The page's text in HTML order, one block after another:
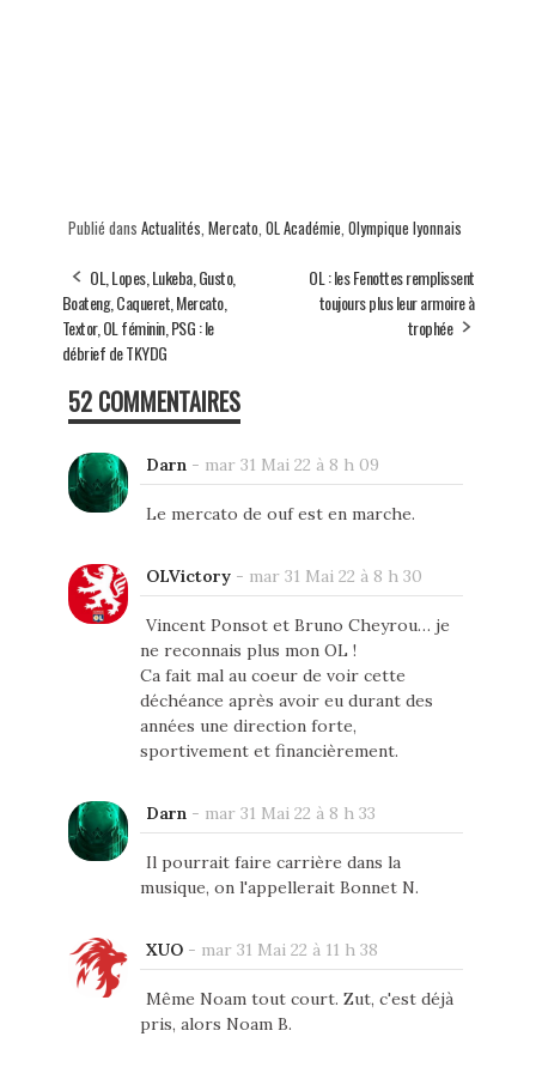
Publié dans Actualités Mercato OL Académie Olympique lyonnais
OL, Lopes, Lukeba, Gusto,
Boateng, Caqueret, Mercato,
Textor, OL féminin, PSG : le
débrief de TKYDG
OL : les Fenottes remplissent
toujours plus leur armoire à
trophée
52 COMMENTAIRES
Darn - mar 31 Mai 22 à 8 h 09
Le mercato de ouf est en marche.
OLVictory- mar 31 Mai 22 à 8 h 30
Vincent Ponsot et Bruno Cheyrou… je
ne reconnais plus mon OL !
Ca fait mal au coeur de voir cette
déchéance après avoir eu durant des
années une direction forte,
sportivement et financièrement.
Darn - mar 31 Mai 22 à 8 h 33
Il pourrait faire carrière dans la
musique, on l'appellerait Bonnet N.
XUO- mar 31 Mai 22 à 11 h 38
Même Noam tout court. Zut, c'est déjà
pris, alors Noam B.